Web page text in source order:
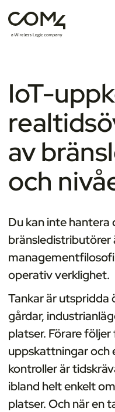
IoT-
av
och
Du kan inte hantera
bränsledistributörer
operativ verklighet.
Tankar är
gårdar,
platser. Förare
uppskattningar och
kontroller är
ibland helt enkelt
platser. Och när en